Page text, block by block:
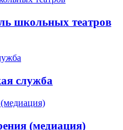
школьных театров
служба
(медиация)